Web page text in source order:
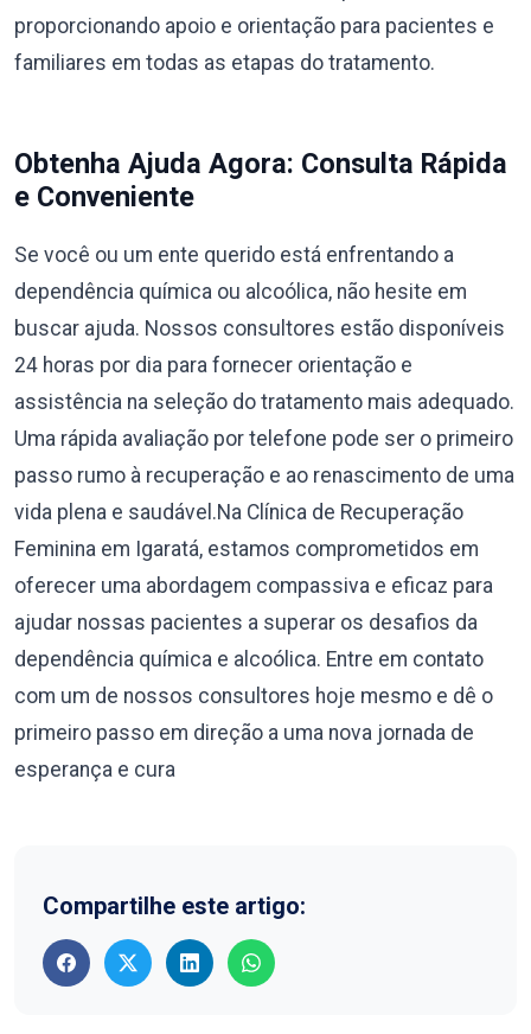
proporcionando apoio e orientação para pacientes e
familiares em todas as etapas do tratamento.
Obtenha Ajuda Agora: Consulta Rápida
e Conveniente
Se você ou um ente querido está enfrentando a
dependência química ou alcoólica, não hesite em
buscar ajuda. Nossos consultores estão disponíveis
24 horas por dia para fornecer orientação e
assistência na seleção do tratamento mais adequado.
Uma rápida avaliação por telefone pode ser o primeiro
passo rumo à recuperação e ao renascimento de uma
vida plena e saudável.Na Clínica de Recuperação
Feminina em Igaratá, estamos comprometidos em
oferecer uma abordagem compassiva e eficaz para
ajudar nossas pacientes a superar os desafios da
dependência química e alcoólica. Entre em contato
com um de nossos consultores hoje mesmo e dê o
primeiro passo em direção a uma nova jornada de
esperança e cura
Compartilhe este artigo: